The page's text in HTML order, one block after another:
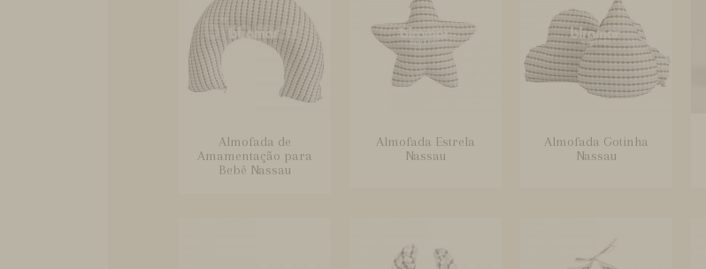
Almofada de
Amamentação para
Bebê Nassau
Almofada Estrela
Nassau
Almofada Gotinha
Nassau